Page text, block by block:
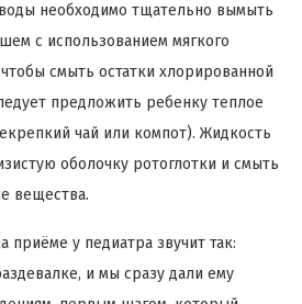
необходимо тщательно вымыть
с использованием мягкого
смыть остатки хлорированной
предложить ребенку теплое
чай или компот). Жидкость
оболочку ротоглотки и смыть
вещества.
приёме у педиатра звучит так:
и мы сразу дали ему